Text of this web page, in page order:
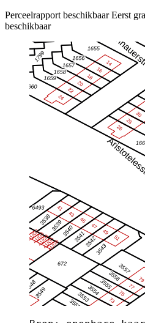
Perceelrapport beschikbaar Eerst
beschikbaar